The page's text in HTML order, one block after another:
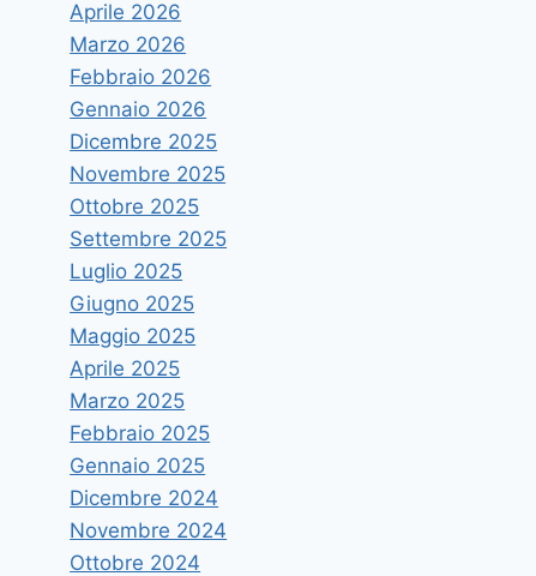
Aprile 2026
Marzo 2026
Febbraio 2026
Gennaio 2026
Dicembre 2025
Novembre 2025
Ottobre 2025
Settembre 2025
Luglio 2025
Giugno 2025
Maggio 2025
Aprile 2025
Marzo 2025
Febbraio 2025
Gennaio 2025
Dicembre 2024
Novembre 2024
Ottobre 2024